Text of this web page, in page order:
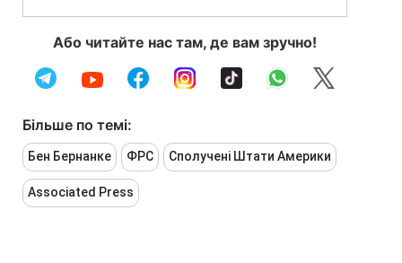
Або читайте нас там, де вам зручно!
Більше по темі:
Бен Бернанке ФРС Сполучені Штати Америки
Associated Press